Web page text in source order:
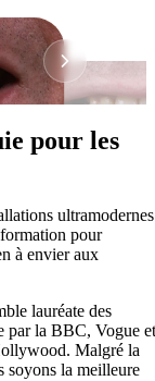
pour les
ultramodernes
pour
à envier aux
lauréate des
par la BBC, Vogue et
Malgré la
soyons la meilleure